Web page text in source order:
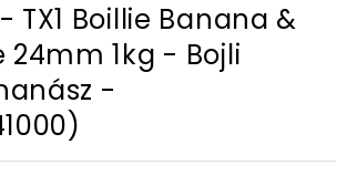
TX1 Boillie Banana &
24mm 1kg - Bojli
-